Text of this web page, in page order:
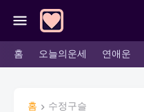
홈 오늘의운세 연애운
홈 수정구슬